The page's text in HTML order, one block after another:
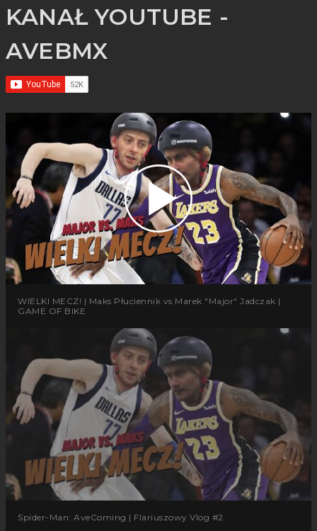
KANAŁ YOUTUBE -
AVEBMX
WIELKI MECZ! | Maks Płuciennik vs Marek "Major" Jadczak |
GAME OF BIKE
Spider-Man: AveComing | Flariuszowy Vlog #2